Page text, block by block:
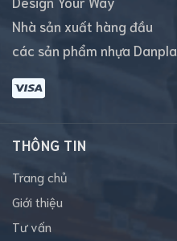
Nhà sản xuất hàng đầu
các sản phẩm nhựa Danpla
THÔNG TIN
Trang chủ
Giới thiệu
Tư vấn